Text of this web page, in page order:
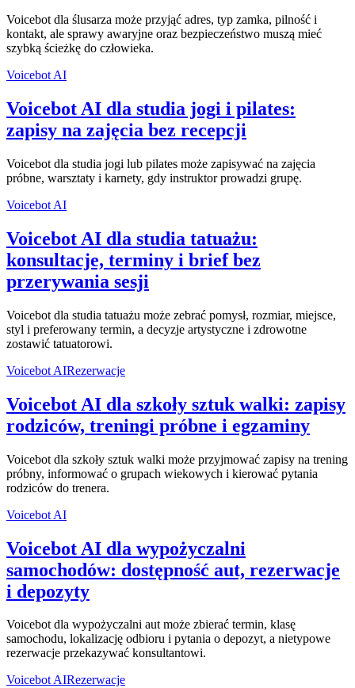
Voicebot dla ślusarza może przyjąć adres, typ zamka, pilność i
kontakt, ale sprawy awaryjne oraz bezpieczeństwo muszą mieć
szybką ścieżkę do człowieka.
Voicebot AI
Voicebot AI dla studia jogi i pilates:
zapisy na zajęcia bez recepcji
Voicebot dla studia jogi lub pilates może zapisywać na zajęcia
próbne, warsztaty i karnety, gdy instruktor prowadzi grupę.
Voicebot AI
Voicebot AI dla studia tatuażu:
konsultacje, terminy i brief bez
przerywania sesji
Voicebot dla studia tatuażu może zebrać pomysł, rozmiar, miejsce,
styl i preferowany termin, a decyzje artystyczne i zdrowotne
zostawić tatuatorowi.
Voicebot AIRezerwacje
Voicebot AI dla szkoły sztuk walki: zapisy
rodziców, treningi próbne i egzaminy
Voicebot dla szkoły sztuk walki może przyjmować zapisy na trening
próbny, informować o grupach wiekowych i kierować pytania
rodziców do trenera.
Voicebot AI
Voicebot AI dla wypożyczalni
samochodów: dostępność aut, rezerwacje
i depozyty
Voicebot dla wypożyczalni aut może zbierać termin, klasę
samochodu, lokalizację odbioru i pytania o depozyt, a nietypowe
rezerwacje przekazywać konsultantowi.
Voicebot AIRezerwacje